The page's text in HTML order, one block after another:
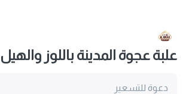
علبة عجوة المدينة باللوز والهيل
دعوة للتسعير